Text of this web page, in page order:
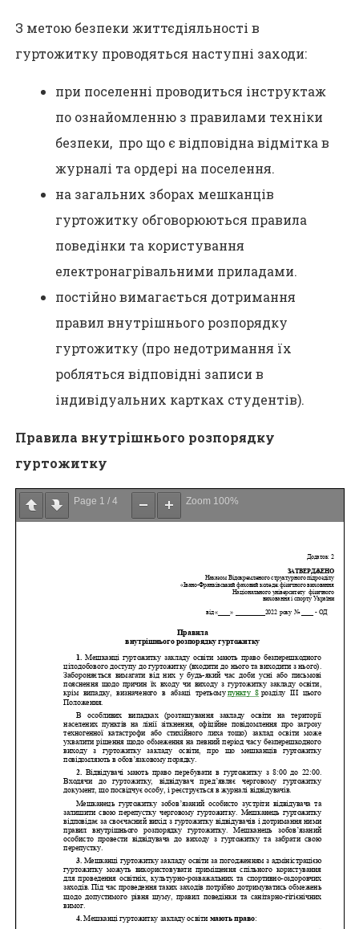
З метою безпеки життєдіяльності в
гуртожитку проводяться наступні заходи:
при поселенні проводиться інструктаж
по ознайомленню з правилами техніки
безпеки, про що є відповідна відмітка в
журналі та ордері на поселення.
на загальних зборах мешканців
гуртожитку обговорюються правила
поведінки та користування
електронагрівальними приладами.
постійно вимагається дотримання
правил внутрішнього розпорядку
гуртожитку (про недотримання їх
робляться відповідні записи в
індивідуальних картках студентів).
Правила внутрішнього розпорядку
гуртожитку
Page 1 /4 Zoom 100%